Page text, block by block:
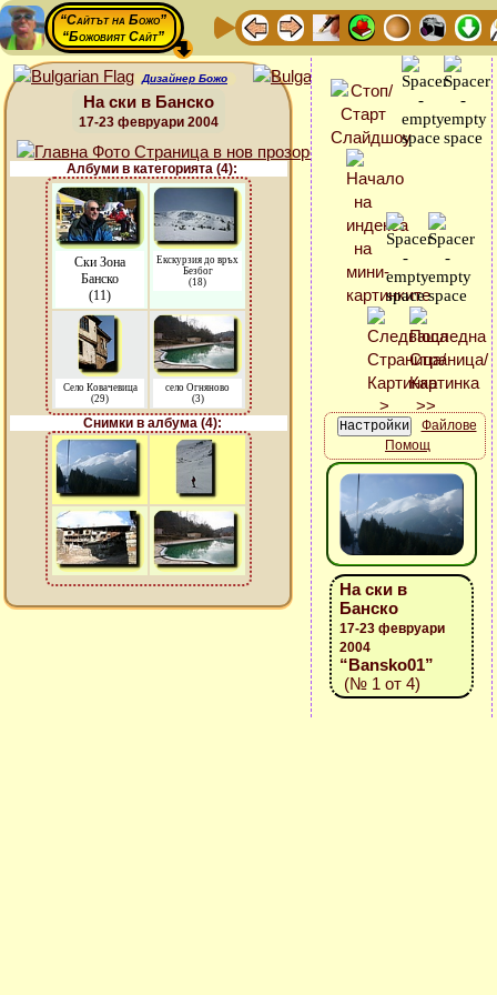
“Сайтът на Божо”
“Божовият Сайт”
Дизайнер Божо
На ски в Банско
17-23 февруари 2004
Албуми в категорията (4):
Ски Зона
Банско
(11)
Екскурзия до връх
Безбог
(18)
Село Ковачевица
(29)
село Огняново
(3)
Снимки в албума (4):
Файлове
Помощ
На ски в
Банско
17-23 февруари
2004
“Bansko01”
(№ 1 от 4)